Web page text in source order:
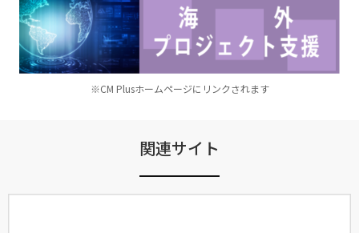
※CM Plusホームページにリンクされます
関連サイト